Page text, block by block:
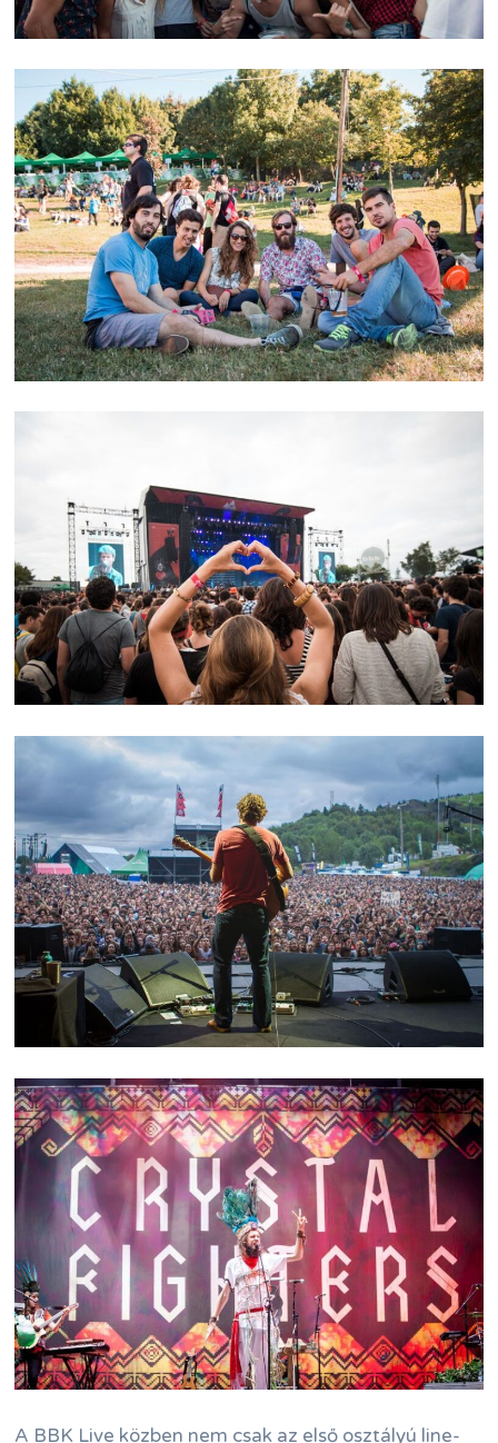
A BBK Live közben nem csak az első osztályú line-